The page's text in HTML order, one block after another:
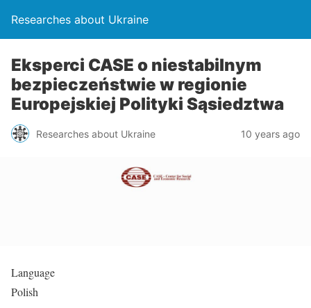
Researches about Ukraine
Eksperci CASE o niestabilnym
bezpieczeństwie w regionie
Europejskiej Polityki Sąsiedztwa
Researches about Ukraine 10 years ago
Language
Polish